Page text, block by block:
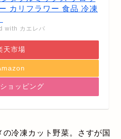
カリフラワー 食品 冷凍
with カエレバ
天市場
ョッピング
冷凍カット野菜。さすが国